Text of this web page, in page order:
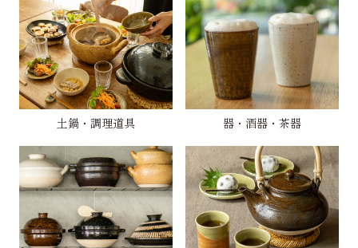
土鍋・調理道具 器・酒器・茶器